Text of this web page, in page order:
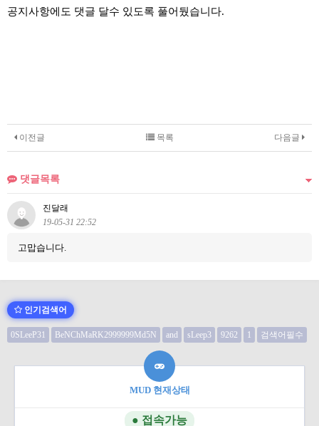
공지사항에도 댓글 달수 있도록 풀어뒀습니다.
이전글 다음글
목록
댓글목록
진달래
19-05-31 22:52
고맙습니다.
인기검색어
0SLeeP31 BeNChMaRK2999999Md5N and sLeep3 9262 1 검색어필수
MUD 현재상태
● 접속가능